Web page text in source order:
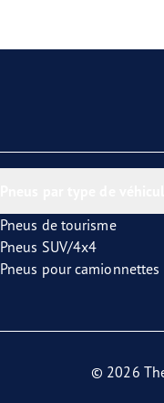
Pneus de tourisme
Pneus SUV/4x4
Pneus pour camionnettes
© 2026